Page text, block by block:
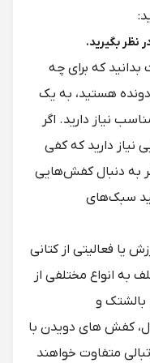
که برای چه
دونده هستید، به یک
نیاز دارید. اگر
نیاز دارید که کفی
به دنبال کفش‌هایی
سبک‌های
یا فعالیتی از کتانی
به انواع مختلفی از
و
کفش های دویدن با
متفاوت خواهند